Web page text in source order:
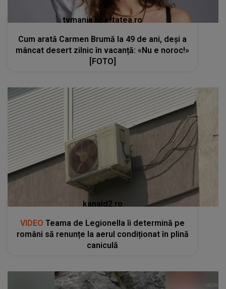
tvmania.libertatea.ro
Cum arată Carmen Brumă la 49 de ani, deși a
mâncat desert zilnic în vacanță: «Nu e noroc!»
[FOTO]
kanald2.ro
VIDEO Teama de Legionella îi determină pe
români să renunțe la aerul condiționat în plină
caniculă